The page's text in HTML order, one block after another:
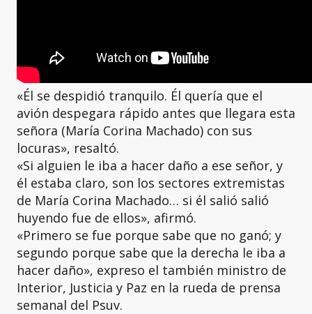
«Él se despidió tranquilo. Él quería que el
avión despegara rápido antes que llegara esta
señora (María Corina Machado) con sus
locuras», resaltó.
«Si alguien le iba a hacer daño a ese señor, y
él estaba claro, son los sectores extremistas
de María Corina Machado… si él salió salió
huyendo fue de ellos», afirmó.
«Primero se fue porque sabe que no ganó; y
segundo porque sabe que la derecha le iba a
hacer daño», expreso el también ministro de
Interior, Justicia y Paz en la rueda de prensa
semanal del Psuv.